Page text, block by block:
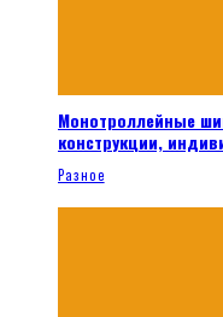
Монотроллейные
конструкции,
Разное